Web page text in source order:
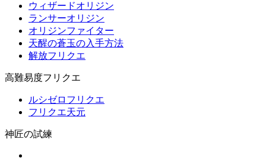
ウィザードオリジン
ランサーオリジン
オリジンファイター
天醒の蒼玉の入手方法
解放フリクエ
高難易度フリクエ
ルシゼロフリクエ
フリクエ天元
神匠の試練